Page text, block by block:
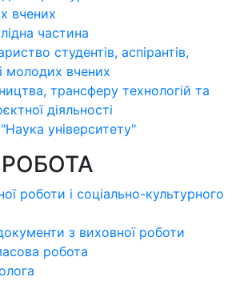
вчених
частина
студентів, аспірантів,
молодих вчених
трансферу технологій та
діяльності
університету"
роботи і соціально-культурного
з виховної роботи
робота